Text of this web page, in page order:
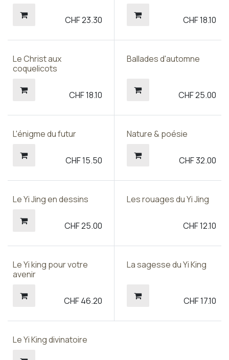
CHF23.30 CHF18.10
Le Christ aux
coquelicots
CHF18.10
Ballades d'automne
CHF25.00
L'énigme du futur
CHF15.50
Nature & poésie
CHF32.00
Le Yi Jing en dessins
CHF25.00
Les rouages du Yi Jing
CHF12.10
Le Yi king pour votre
avenir
CHF46.20
La sagesse du Yi King
CHF17.10
Le Yi King divinatoire